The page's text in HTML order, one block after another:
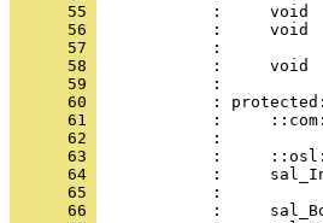
      55
      56
      57
      58
      59
      60
      61
      62
      63
      64
      65
      66